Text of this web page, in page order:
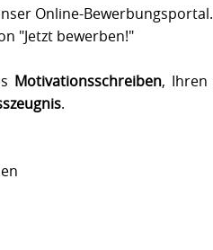
Online-Bewerbungsportal.
"Jetzt bewerben!"
Motivationsschreiben, Ihren
.